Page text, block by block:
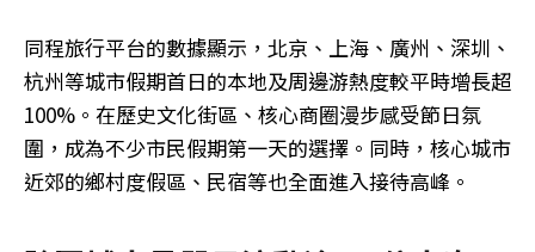
同程旅行平台的數據顯示，北京、上海、廣州、深圳、
杭州等城市假期首日的本地及周邊游熱度較平時增長超
100%。在歷史文化街區、核心商圈漫步感受節日氛
圍，成為不少市民假期第一天的選擇。同時，核心城市
近郊的鄉村度假區、民宿等也全面進入接待高峰。